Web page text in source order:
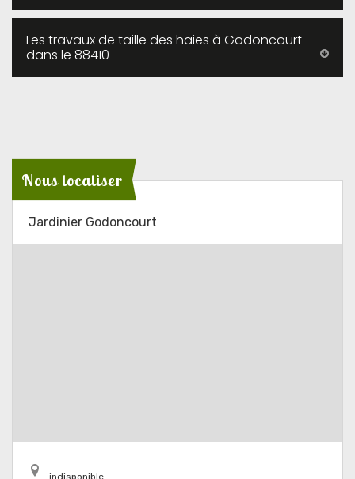
Les travaux de taille des haies à Godoncourt
dans le 88410
Nous localiser
Jardinier Godoncourt
indisponible